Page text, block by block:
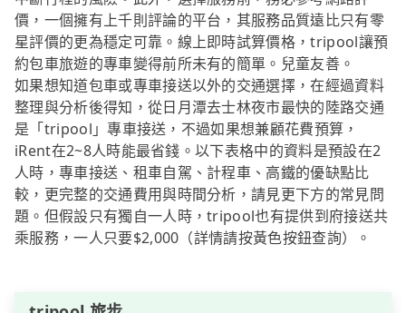
價，一個擁有上千則評論的平台，其服務品質遠比只有零
星評價的更為穩定可靠。線上即時試算價格，tripool讓預
約包車旅遊的專車變得前所未有的簡單。兒童友善。
如果想知道包車或專車接送以外的交通選擇，在經過資料
整理與分析後得知，從日月潭去士林夜市最快的陸路交通
是「tripool」專車接送，不過如果想兼顧花費預算，
iRent在2~8人時能最省錢。以下表格中的資料是預設在2
人時，專車接送、租車自駕、計程車、高鐵的優缺點比
較，更完整的交通費用與時間分析，請見更下方的常見問
題。但假設只有獨自一人時，tripool也有提供到府接送共
乘服務，一人只要$2,000（詳情請按黃色按鈕查詢）。